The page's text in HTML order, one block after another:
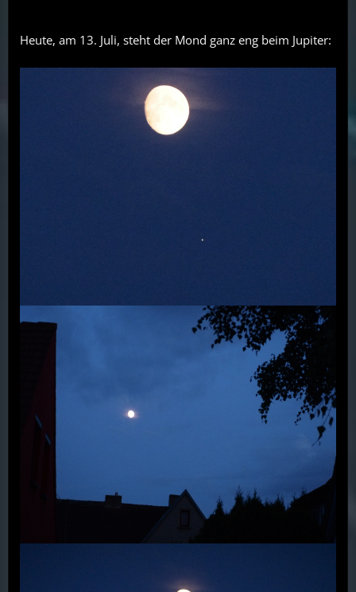
Heute, am 13. Juli, steht der Mond ganz eng beim Jupiter: